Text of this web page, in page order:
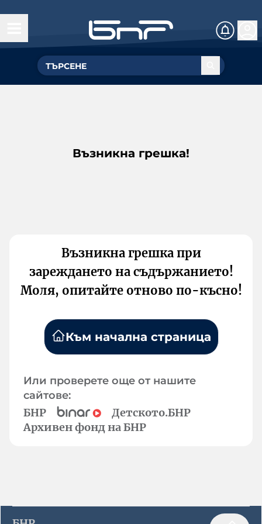
Възникна грешка!
Възникна грешка при
зареждането на съдържанието!
Моля, опитайте отново по-късно!
Към начална страница
Или проверете още от нашите
сайтове:
БНР
Детското.БНР
Архивен фонд на БНР